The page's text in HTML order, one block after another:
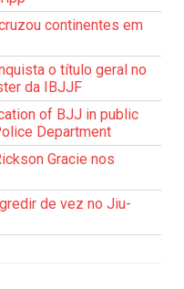
continentes em
o título geral no
da IBJJF
of BJJ in public
Department
Gracie nos
de vez no Jiu-